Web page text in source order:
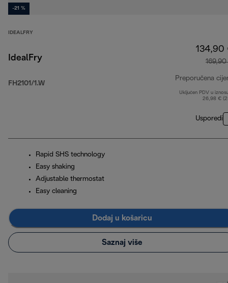
-21 %
IDEALFRY
IdealFry
FH2101/1.W
134,90
Preporučena
Uključen PDV u
26,98 €
Usporedi
Rapid SHS technology
Easy shaking
Adjustable thermostat
Easy cleaning
Dodaj u košaricu
Saznaj više